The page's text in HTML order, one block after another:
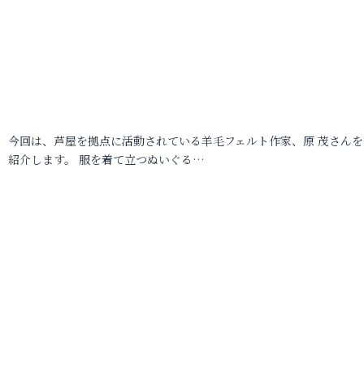
今回は、芦屋を拠点に活動されている羊毛フェルト作家、原 茂さん
紹介します。 服を着て立つぬいぐる…